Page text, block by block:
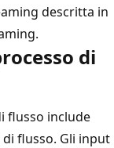
descritta in
di
flusso include
flusso. Gli input